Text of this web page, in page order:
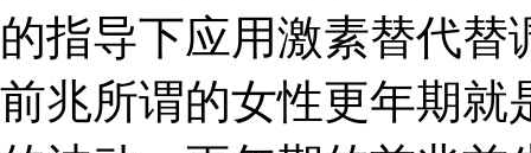
的指导下应用激素替代替
前兆所谓的女性更年期就